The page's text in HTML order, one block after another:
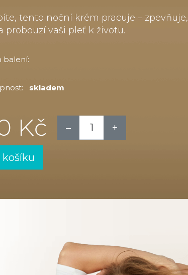
tento noční krém pracuje – zpevňuje,
probouzí vaši pleť k životu.
balení:
skladem
Kč
košíku